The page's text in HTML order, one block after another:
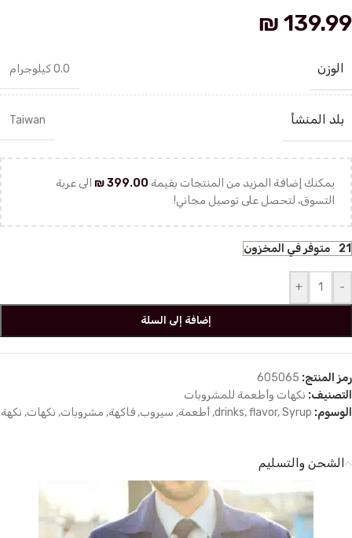
₪ 139.99
الوزن 0.0 كيلوجرام
بلد المنشأ Taiwan
يمكنك إضافة المزيد من المنتجات بقيمة ₪399.00
الى عربة
التسوق، لتحصل على توصيل مجاني!
21 متوفر في المخزون
-
+
إضافة إلى السلة
رمز المنتج: 605065
التصنيف: نكهات وأطعمة للمشروبات
الوسوم:
drinks,flavor,Syrup
, أطعمة, سيروب, فاكهة, مشروبات, نكهات, نكهة
الشحن والتسليم